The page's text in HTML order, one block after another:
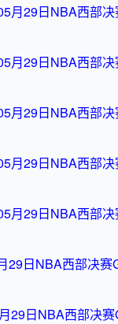
月29日NBA西部
月29日NBA西部
月29日NBA西部
月29日NBA西部
月29日NBA西部
29日NBA西部决赛
29日NBA西部决